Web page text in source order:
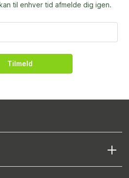
til enhver tid afmelde dig igen.
Tilmeld